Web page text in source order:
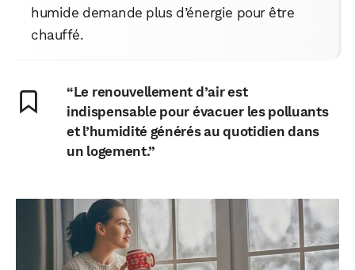
humide demande plus d’énergie pour être
chauffé.
“Le renouvellement d’air est
indispensable pour évacuer les polluants
et l’humidité générés au quotidien dans
un logement.”